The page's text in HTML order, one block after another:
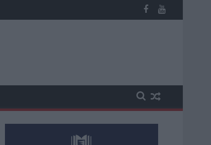
alakultak ki a menetrendhez képest, kimaradás is